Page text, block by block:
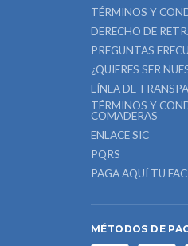
TÉRMINOS Y
DERECHO DE
PREGUNTAS
¿QUIERES SER
LÍNEA DE
TÉRMINOS Y
COMADERAS
ENLACE SIC
PQRS
PAGA AQUÍ TU
MÉTODOS DE